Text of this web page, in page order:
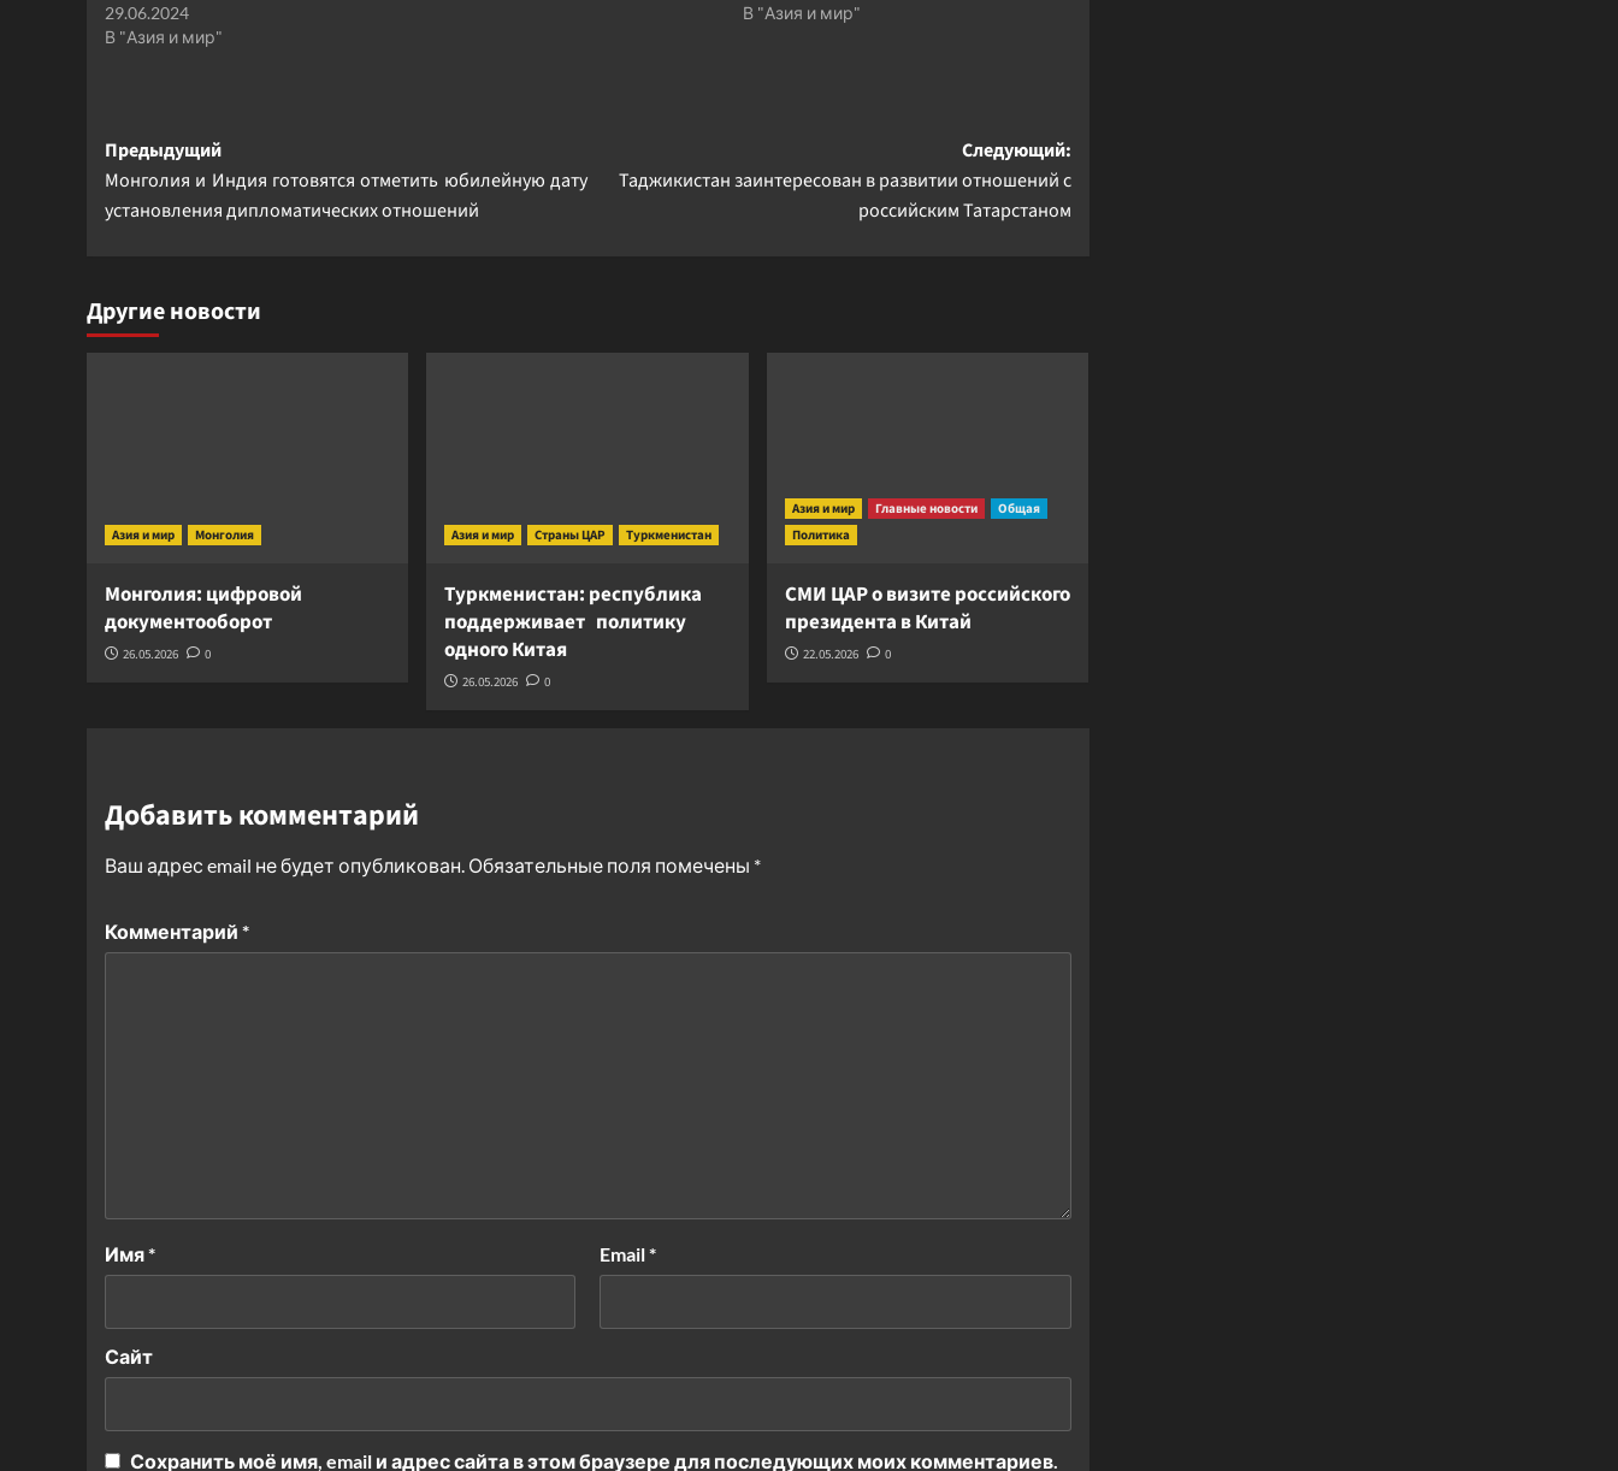
29.06.2024
В "Азия и мир"
В "Азия и мир"
Навигация
записи
Предыдущий
Монголия и Индия готовятся отметить юбилейную дату
установления дипломатических отношений
Следующий:
Таджикистан заинтересован в развитии отношений с
российским Татарстаном
Другие новости
Азия и мир Монголия
Монголия: цифровой
документооборот
26.05.2026 0
Азия и мир Страны ЦАР Туркменистан
Туркменистан: республика
поддерживает политику
одного Китая
26.05.2026 0
Азия и мир Главные новости
Общая
Политика
СМИ ЦАР о визите российского
президента в Китай
22.05.2026 0
Добавить комментарий
Ваш адрес email не будет опубликован. Обязательные поля помечены *
Комментарий *
Имя* Email*
Сайт
Сохранить моё имя, email и адрес сайта в этом браузере для последующих моих комментариев.